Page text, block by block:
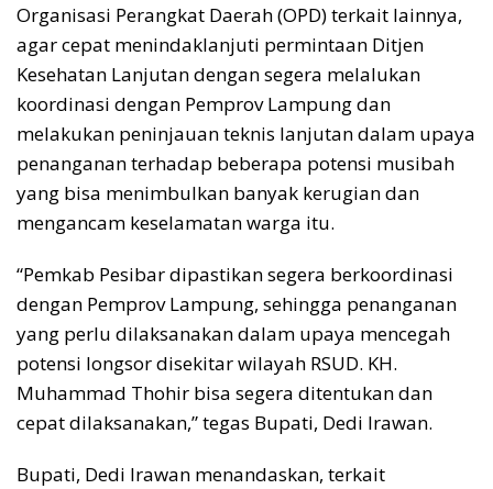
Organisasi Perangkat Daerah (OPD) terkait lainnya,
agar cepat menindaklanjuti permintaan Ditjen
Kesehatan Lanjutan dengan segera melalukan
koordinasi dengan Pemprov Lampung dan
melakukan peninjauan teknis lanjutan dalam upaya
penanganan terhadap beberapa potensi musibah
yang bisa menimbulkan banyak kerugian dan
mengancam keselamatan warga itu.
“Pemkab Pesibar dipastikan segera berkoordinasi
dengan Pemprov Lampung, sehingga penanganan
yang perlu dilaksanakan dalam upaya mencegah
potensi longsor disekitar wilayah RSUD. KH.
Muhammad Thohir bisa segera ditentukan dan
cepat dilaksanakan,” tegas Bupati, Dedi Irawan.
Bupati, Dedi Irawan menandaskan, terkait